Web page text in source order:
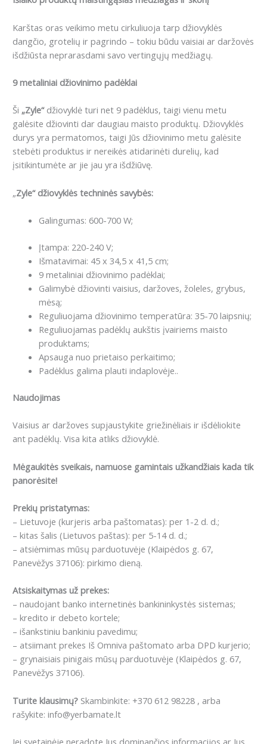
Karštas oras veikimo metu cirkuliuoja tarp džiovyklės
dangčio, grotelių ir pagrindo – tokiu būdu vaisiai ar daržovės
išdžiūsta neprarasdami savo vertingųjų medžiagų.
9 metaliniai džiovinimo padėklai
Ši „Zyle“džiovyklė turi net 9 padėklus, taigi vienu metu
galėsite džiovinti dar daugiau maisto produktų. Džiovyklės
durys yra permatomos, taigi Jūs džiovinimo metu galėsite
stebėti produktus ir nereikės atidarinėti durelių, kad
įsitikintumėte ar jie jau yra išdžiūvę.
„Zyle“ džiovyklės techninės savybės:
Galingumas: 600-700 W;
Įtampa: 220-240 V;
Išmatavimai: 45 x 34,5 x 41,5 cm;
9 metaliniai džiovinimo padėklai;
Galimybė džiovinti vaisius, daržoves, žoleles, grybus,
mėsą;
Reguliuojama džiovinimo temperatūra: 35-70 laipsnių;
Reguliuojamas padėklų aukštis įvairiems maisto
produktams;
Apsauga nuo prietaiso perkaitimo;
Padėklus galima plauti indaplovėje..
Naudojimas
Vaisius ar daržoves supjaustykite griežinėliais ir išdėliokite
ant padėklų. Visa kita atliks džiovyklė.
Mėgaukitės sveikais, namuose gamintais užkandžiais kada tik
panorėsite!
Prekių pristatymas:
– Lietuvoje (kurjeris arba paštomatas): per 1-2 d. d.;
– kitas šalis (Lietuvos paštas): per 5-14 d. d.;
– atsiėmimas mūsų parduotuvėje (Klaipėdos g. 67,
Panevėžys 37106): pirkimo dieną.
Atsiskaitymas už prekes:
– naudojant banko internetinės bankininkystės sistemas;
– kredito ir debeto kortele;
– išankstiniu bankiniu pavedimu;
– atsiimant prekes Iš Omniva paštomato arba DPD kurjerio;
– grynaisiais pinigais mūsų parduotuvėje (Klaipėdos g. 67,
Panevėžys 37106).
Turite klausimų? Skambinkite: +370 612 98228 , arba
rašykite: info@yerbamate.lt
Jei svetainėje neradote Jus dominančios informacijos ar Jus